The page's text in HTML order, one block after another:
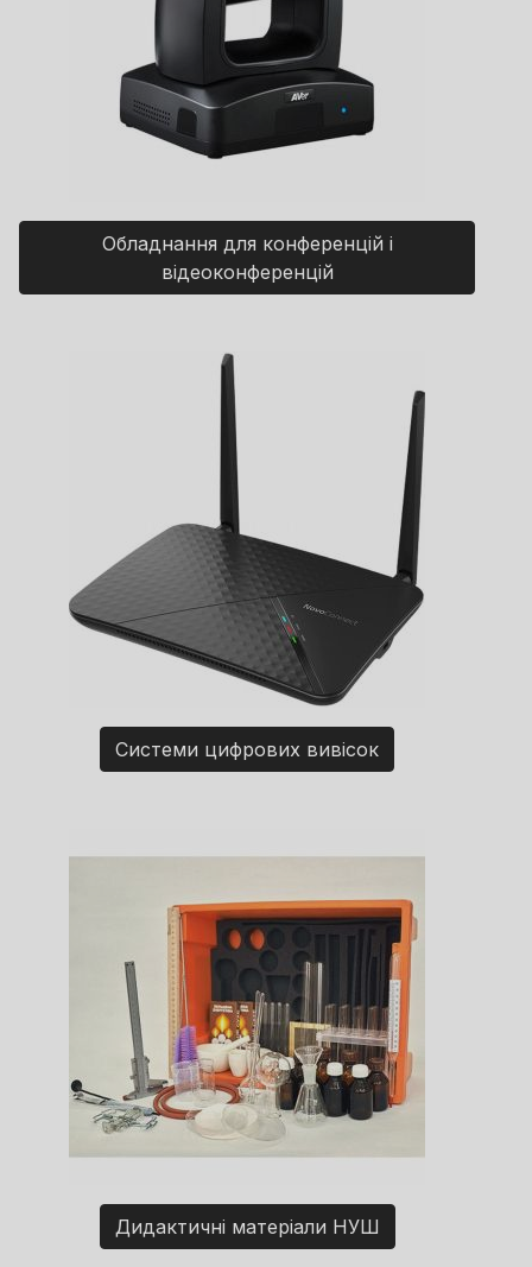
Обладнання для конференцій і
відеоконференцій
Системи цифрових вивісок
Дидактичні матеріали НУШ